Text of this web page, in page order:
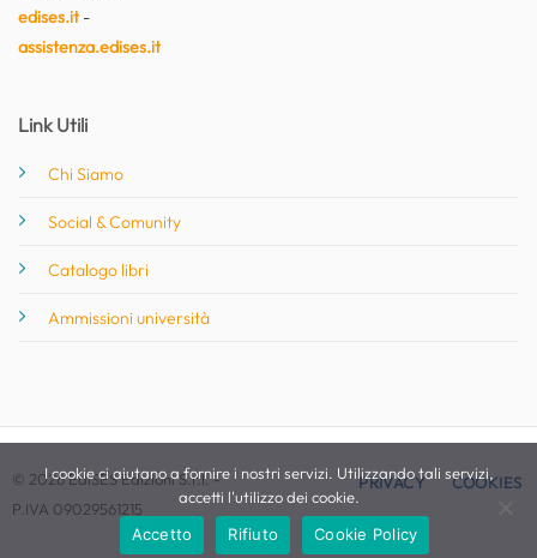
edises.it-
assistenza.edises.it
Link Utili
Chi Siamo
Social & Comunity
Catalogo libri
Ammissioni università
© 2026 EdiSES Edizioni S.r.l. -
P.IVA 09029561215
PRIVACY COOKIES
I cookie ci aiutano a fornire i nostri servizi. Utilizzando tali servizi,
accetti l'utilizzo dei cookie.
Accetto
Rifiuto Cookie Policy